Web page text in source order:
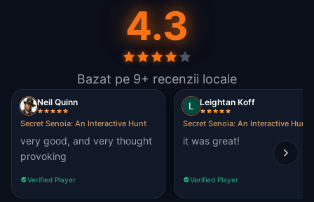
4.3
Bazat pe 9+ recenzii locale
Neil Quinn
Secret Senoia: An Interactive Hunt
very good, and very thought
provoking
Verified Player
Leightan Koff
Secret Senoia: An Interactive Hunt
it was great!
Verified Player